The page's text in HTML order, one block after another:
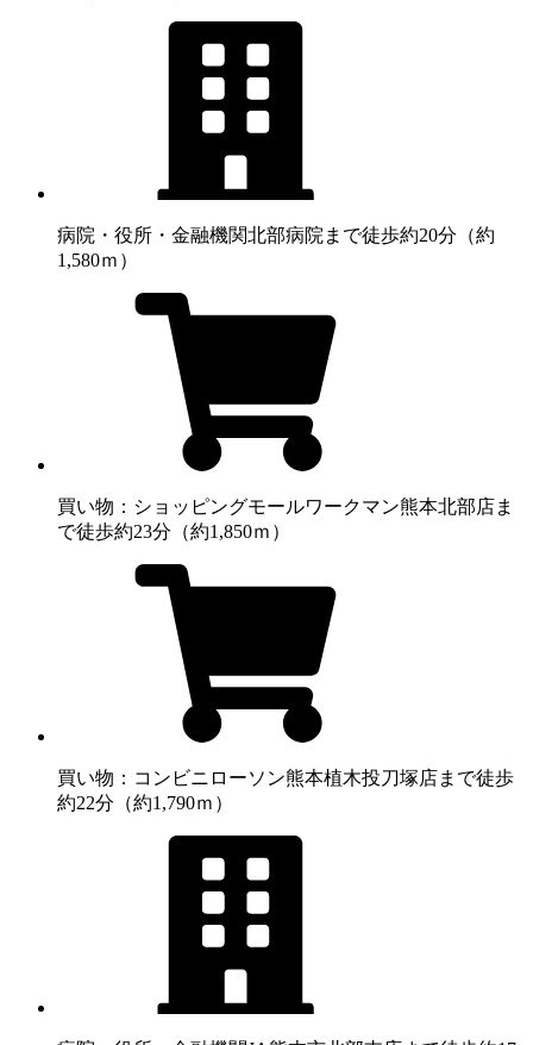
病院・役所・金融機関北部病院まで徒歩約20分（約
1,580ｍ）
買い物：ショッピングモールワークマン熊本北部店ま
で徒歩約23分（約1,850ｍ）
買い物：コンビニ ローソン熊本植木投刀塚店まで徒歩
約22分（約1,790ｍ）